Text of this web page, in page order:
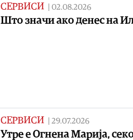
СЕРВИСИ | 02.08.2026
Што значи ако денес на
СЕРВИСИ | 29.07.2026
Утре е Огнена Марија,